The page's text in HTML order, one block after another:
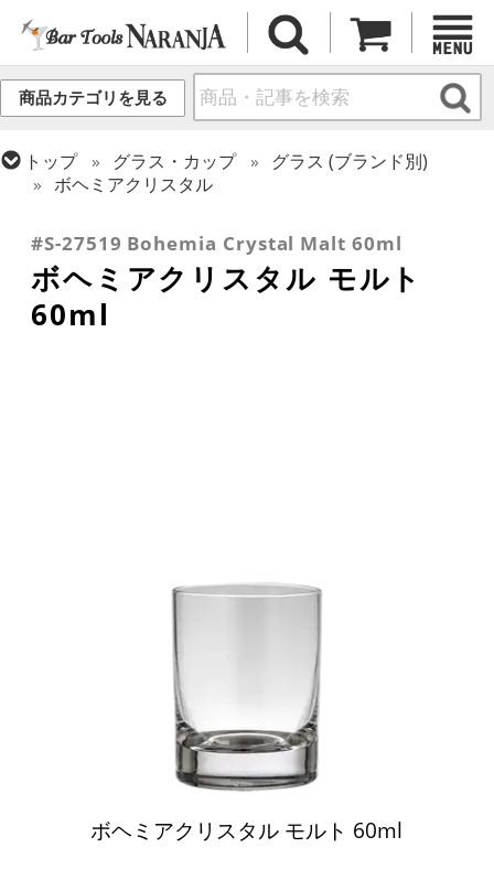
商品カテゴリを見る
トップ グラス・カップ
グラス (ブランド別)
ボヘミアクリスタル
ショットグラス
#S-27519 Bohemia Crystal Malt 60ml
ボヘミアクリスタル モルト
60ml
ボヘミアクリスタル モルト 60ml